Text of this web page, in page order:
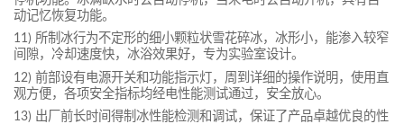
动记忆恢复功能。
11) 所制冰行为不定形的细小颗粒状雪花碎冰，冰形小，能渗入较窄
间隙，冷却速度快，冰浴效果好，专为实验室设计。
12) 前部设有电源开关和功能指示灯，周到详细的操作说明，使用直
观方便，各项安全指标均经电性能测试通过，安全放心。
13) 出厂前长时间得制冰性能检测和调试，保证了产品卓越优良的性